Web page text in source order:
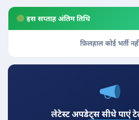
इस सप्ताह अंतिम तिथि
फ़िलहाल कोई भर्ती
लेटेस्ट अपडेट्स सीधे पाएं